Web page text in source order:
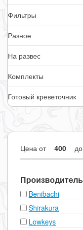
Фильтры
Разное
На развес
Комплекты
Готовый креветочник
Цена от до
Производитель
Benibachi
Shirakura
Lowkeys